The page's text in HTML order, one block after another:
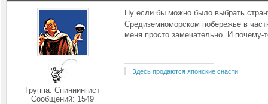
Группа: Спиннингист
Сообщений: 1549
Ну если бы можно было выбрать
Средиземноморском побережье в
меня просто замечательно. И почему-
Здесь продаются японские снасти